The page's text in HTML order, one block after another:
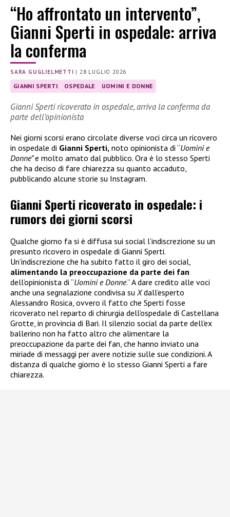
“Ho affrontato un intervento”,
Gianni Sperti in ospedale: arriva
la conferma
SARA GUGLIELMETTI |28 LUGLIO 2026
GIANNI SPERTI OSPEDALE UOMINI E DONNE
Gianni Sperti ricoverato in ospedale, arriva la conferma da
parte dell’opinionista
Nei giorni scorsi erano circolate diverse voci circa un ricovero
in ospedale di Gianni Sperti, noto opinionista di “Uomini e
Donne”e molto amato dal pubblico. Ora è lo stesso Sperti
che ha deciso di fare chiarezza su quanto accaduto,
pubblicando alcune storie su Instagram.
Gianni Sperti ricoverato in ospedale: i
rumors dei giorni scorsi
Qualche giorno fa si è diffusa sui social l’indiscrezione su un
presunto ricovero in ospedale di Gianni Sperti.
Un’indiscrezione che ha subito fatto il giro dei social,
alimentando la preoccupazione da parte dei fan
dell’opinionista di “Uomini e Donne.” A dare credito alle voci
anche una segnalazione condivisa su Xdall’esperto
Alessandro Rosica, ovvero il fatto che Sperti fosse
ricoverato nel reparto di chirurgia dell’ospedale di Castellana
Grotte, in provincia di Bari. Il silenzio social da parte dell’ex
ballerino non ha fatto altro che alimentare la
preoccupazione da parte dei fan, che hanno inviato una
miriade di messaggi per avere notizie sulle sue condizioni. A
distanza di qualche giorno è lo stesso Gianni Sperti a fare
chiarezza.